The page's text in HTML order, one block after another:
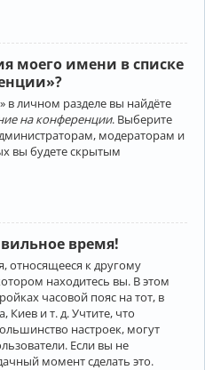
моего имени в списке
в личном разделе вы найдёте
на конференции. Выберите
модераторам и
вы будете скрытым
время!
относящееся к другому
находитесь вы. В этом
часовой пояс на тот, в
Киев и т. д. Учтите, что
настроек, могут
Если вы не
момент сделать это.